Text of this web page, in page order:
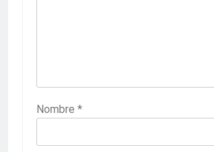
Nombre *